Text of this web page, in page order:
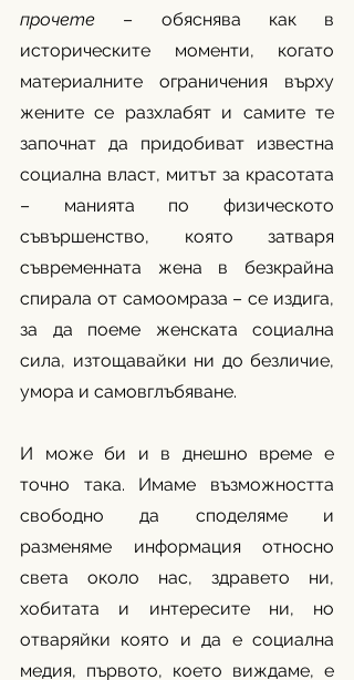
прочете – обяснява как в
историческите моменти, когато
материалните ограничения върху
жените се разхлабят и самите те
започнат да придобиват известна
социална власт, митът за красотата
– манията по физическото
съвършенство, която затваря
съвременната жена в безкрайна
спирала от самоомраза – се издига,
за да поеме женската социална
сила, изтощавайки ни до безличие,
умора и самовглъбяване.
И може би и в днешно време е
точно така. Имаме възможността
свободно да споделяме и
разменяме информация относно
света около нас, здравето ни,
хобитата и интересите ни, но
отваряйки която и да е социална
медия, първото, което виждаме, е